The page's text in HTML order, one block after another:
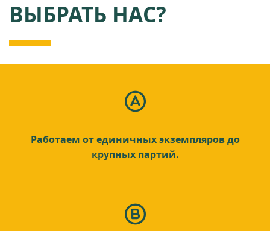
ВЫБРАТЬ НАС?
Работаем от единичных экземпляров до
крупных партий.